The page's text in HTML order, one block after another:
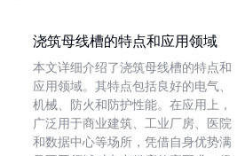
浇筑母线槽的特点和应用领域
本文详细介绍了浇筑母线槽的特点和
应用领域。其特点包括良好的电气、
机械、防火和防护性能。在应用上，
广泛用于商业建筑、工业厂房、医院
和数据中心等场所，凭借自身优势满